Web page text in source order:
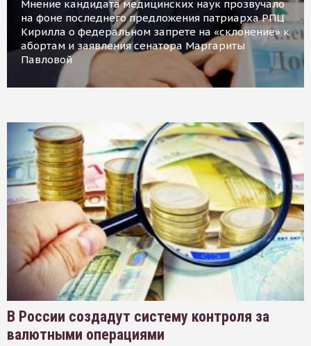
Мнение кандидата медицинских наук прозвучало
на фоне последнего предложения патриарха РПЦ
Кирилла о федеральном запрете на «склонение» к
абортам и заявления сенатора Маргариты
Павловой
В России создадут систему контроля за
валютными операциями